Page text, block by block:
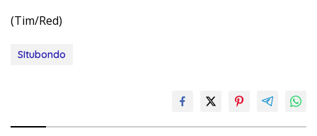
(Tim/Red)
SItubondo